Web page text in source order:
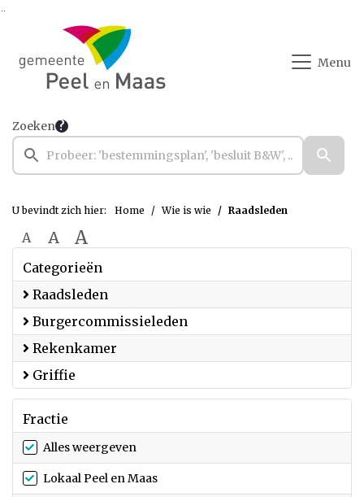
Ga naar de inhoud van deze pagina
Menu
Zoeken
U bevindt zich hier: Home Wie is wie Raadsleden
A A A
Categorieën
Raadsleden
Burgercommissieleden
Rekenkamer
Griffie
Fractie
Alles weergeven
Lokaal Peel en Maas